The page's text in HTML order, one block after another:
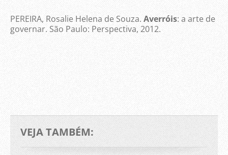
PEREIRA, Rosalie Helena de Souza. Averróis: a arte de
governar. São Paulo: Perspectiva, 2012.
VEJA TAMBÉM: